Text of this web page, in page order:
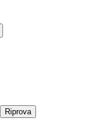
Riprova